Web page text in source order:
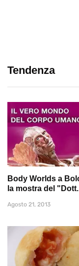
Tendenza
Body Worlds a
la mostra del
Agosto 21, 2013